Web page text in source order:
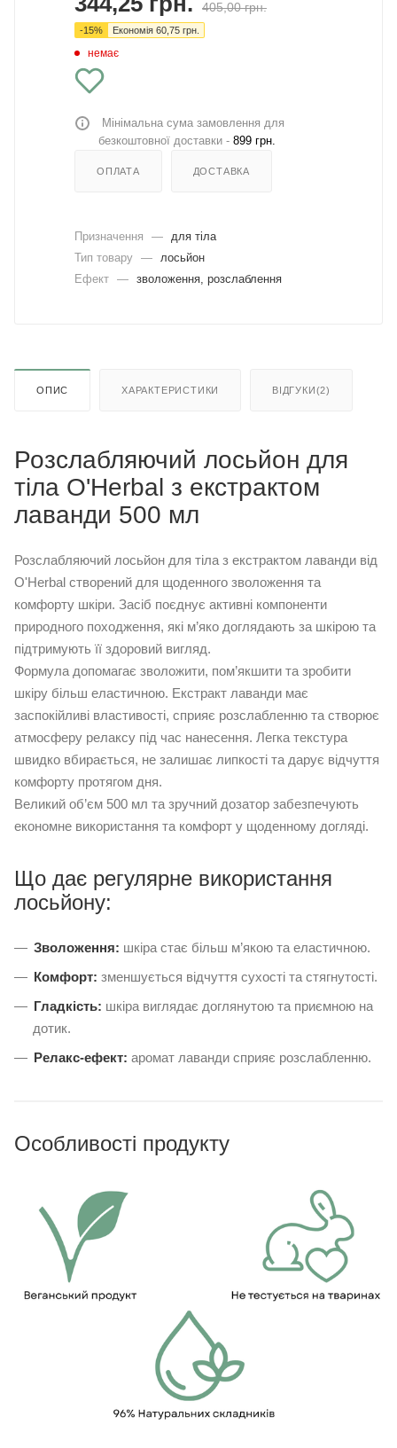
405,00грн.
-15% Економія 60,75 грн.
немає
Мінімальна сума замовлення для
безкоштовної доставки - 899 грн.
ОПЛАТА ДОСТАВКА
Призначення —
для тіла
Тип товару —
лосьйон
Ефект — зволоження, розслаблення
ОПИС ХАРАКТЕРИСТИКИ ВІДГУКИ(2)
Розслабляючий лосьйон для
тіла O'Herbal з екстрактом
лаванди 500 мл
Розслабляючий лосьйон для тіла з екстрактом лаванди від
O'Herbal створений для щоденного зволоження та
комфорту шкіри. Засіб поєднує активні компоненти
природного походження, які м’яко доглядають за шкірою та
підтримують її здоровий вигляд.
Формула допомагає зволожити, пом’якшити та зробити
шкіру більш еластичною. Екстракт лаванди має
заспокійливі властивості, сприяє розслабленню та створює
атмосферу релаксу під час нанесення. Легка текстура
швидко вбирається, не залишає липкості та дарує відчуття
комфорту протягом дня.
Великий об’єм 500 мл та зручний дозатор забезпечують
економне використання та комфорт у щоденному догляді.
Що дає регулярне використання
лосьйону:
Зволоження: шкіра стає більш м’якою та еластичною.
Комфорт: зменшується відчуття сухості та стягнутості.
Гладкість: шкіра виглядає доглянутою та приємною на
дотик.
Релакс-ефект: аромат лаванди сприяє розслабленню.
Особливості продукту